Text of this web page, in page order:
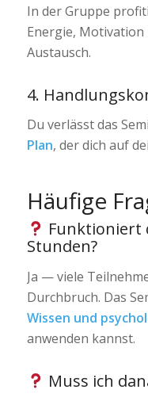
In der Gruppe
Energie,
Austausch.
4.
Du verlässt das
Plan, der dich auf
Häufige
Funktioniert
Stunden?
Ja — viele
Durchbruch. Das
Wissen und
anwenden kannst.
Muss ich